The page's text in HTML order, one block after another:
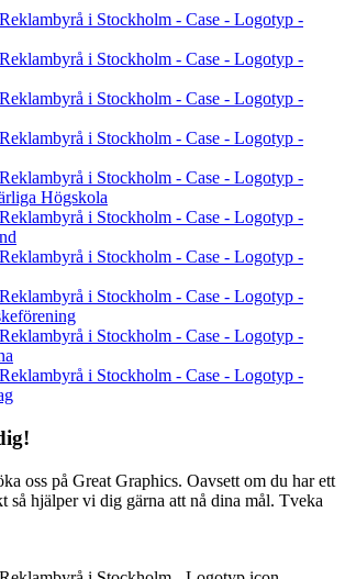
oss på Great Graphics. Oavsett om du har ett
så hjälper vi dig gärna att nå dina mål. Tveka